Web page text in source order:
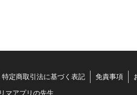
特定商取引法に基づく表記 免責事項
マアプリの先生